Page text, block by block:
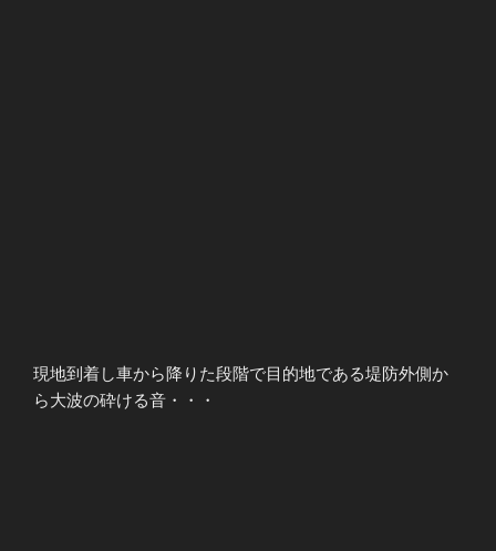
現地到着し車から降りた段階で目的地である堤防外側か
ら大波の砕ける音・・・